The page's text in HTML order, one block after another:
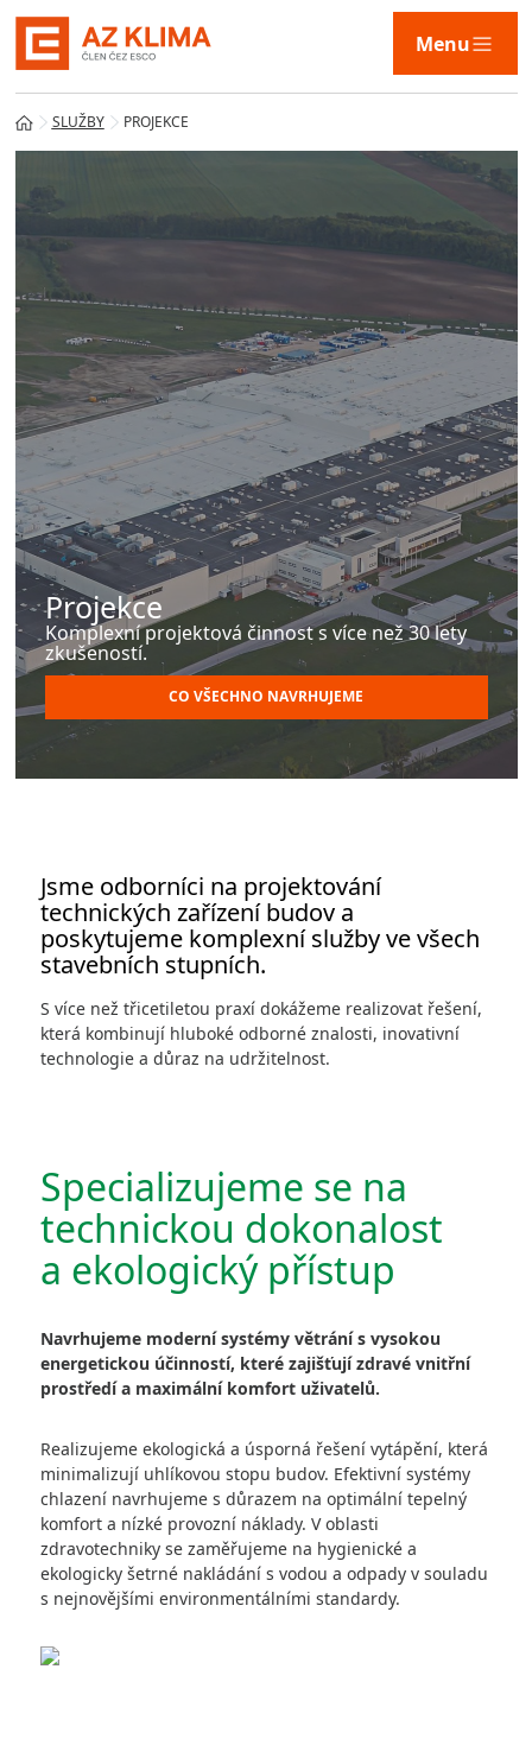
Menu
Služby
Naše řešení
AZ KLIMA
Kontakty
Retrofit VZT
AEROSEAL
Copyright 2026 AZ KLIMA, a.s.
Všechna práva vyhrazena
SLUŽBY PROJEKCE
Projekce
Komplexní projektová činnost s více než 30 lety
zkušeností.
CO VŠECHNO NAVRHUJEME
Jsme odborníci na projektování
technických zařízení budov a
poskytujeme komplexní služby ve všech
stavebních stupních.
S více než třicetiletou praxí dokážeme realizovat řešení,
která kombinují hluboké odborné znalosti, inovativní
technologie a důraz na udržitelnost.
Specializujeme se na
technickou dokonalost
a ekologický přístup
Navrhujeme moderní systémy větrání s vysokou
energetickou účinností, které zajišťují zdravé vnitřní
prostředí a maximální komfort uživatelů.
Realizujeme ekologická a úsporná řešení vytápění, která
minimalizují uhlíkovou stopu budov. Efektivní systémy
chlazení navrhujeme s důrazem na optimální tepelný
komfort a nízké provozní náklady. V oblasti
zdravotechniky se zaměřujeme na hygienické a
ekologicky šetrné nakládání s vodou a odpady v souladu
s nejnovějšími environmentálními standardy.